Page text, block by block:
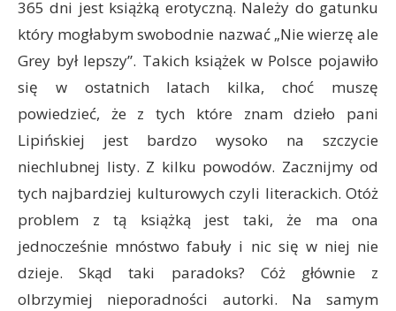
365 dni jest książką erotyczną. Należy do gatunku
który mogłabym swobodnie nazwać „Nie wierzę ale
Grey był lepszy”. Takich książek w Polsce pojawiło
się w ostatnich latach kilka, choć muszę
powiedzieć, że z tych które znam dzieło pani
Lipińskiej jest bardzo wysoko na szczycie
niechlubnej listy. Z kilku powodów. Zacznijmy od
tych najbardziej kulturowych czyli literackich. Otóż
problem z tą książką jest taki, że ma ona
jednocześnie mnóstwo fabuły i nic się w niej nie
dzieje. Skąd taki paradoks? Cóż głównie z
olbrzymiej nieporadności autorki. Na samym